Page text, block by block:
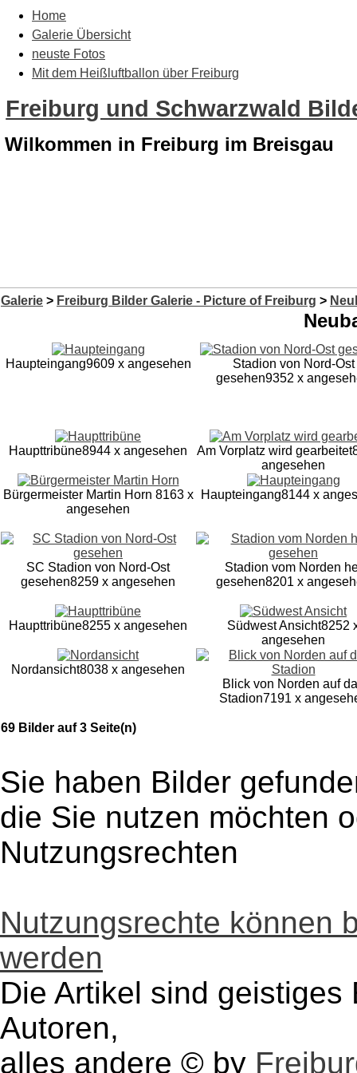
Home
Galerie Übersicht
neuste Fotos
Mit dem Heißluftballon über Freiburg
Freiburg und Schwarzwald
Wilkommen in Freiburg im Breisgau
Galerie > Freiburg Bilder Galerie - Picture of Freiburg >
Haupteingang9609 x angesehen
Stadion von Nord-Ost
gesehen9352 x
Haupttribüne8944 x angesehen Am Vorplatz wird gearbeitet
angesehen
Bürgermeister Martin Horn 8163 x
angesehen
Haupteingang8144 x
SC Stadion von Nord-Ost
gesehen8259 x angesehen
Stadion vom Norden
gesehen8201 x
Haupttribüne8255 x angesehen Südwest Ansicht8252
angesehen
Nordansicht8038 x angesehen
Blick von Norden auf
Stadion7191 x
69 Bilder auf 3 Seite(n)
Sie haben Bilder
die Sie nutzen möchten
Nutzungsrechten
Nutzungsrechte können
werden
Die Artikel sind
Autoren,
alles andere © by